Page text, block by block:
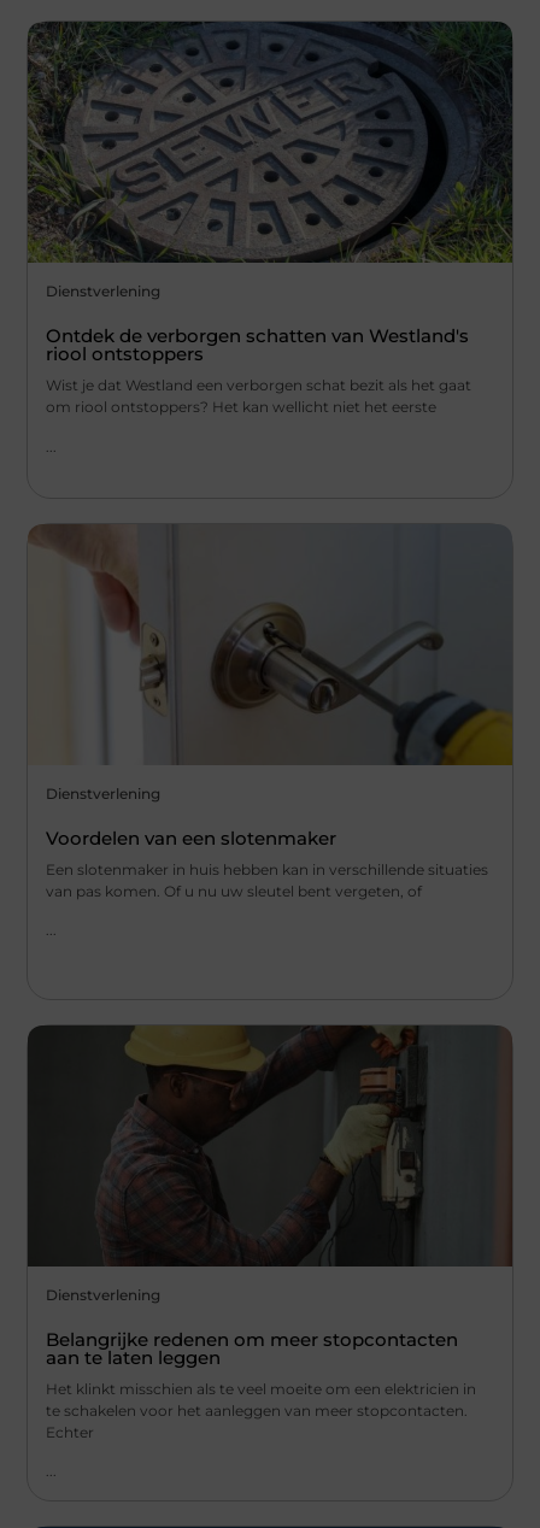
Dienstverlening
Ontdek de verborgen schatten van Westland's
riool ontstoppers
Wist je dat Westland een verborgen schat bezit als het gaat
om riool ontstoppers? Het kan wellicht niet het eerste
Dienstverlening
Voordelen van een slotenmaker
Een slotenmaker in huis hebben kan in verschillende situaties
van pas komen. Of u nu uw sleutel bent vergeten, of
Dienstverlening
Belangrijke redenen om meer stopcontacten
aan te laten leggen
Het klinkt misschien als te veel moeite om een elektricien in
te schakelen voor het aanleggen van meer stopcontacten.
Echter
...